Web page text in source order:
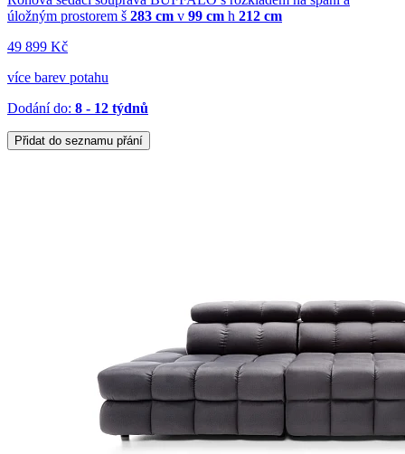
úložným prostorem š 283 cm v 99 cm h 212 cm
49 899 Kč
více barev potahu
Dodání do: 8 - 12 týdnů
Přidat do seznamu přání